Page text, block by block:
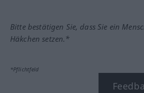
Bitte bestätigen Sie, dass Sie ein
Häkchen setzen.*
*Pflichtfeld